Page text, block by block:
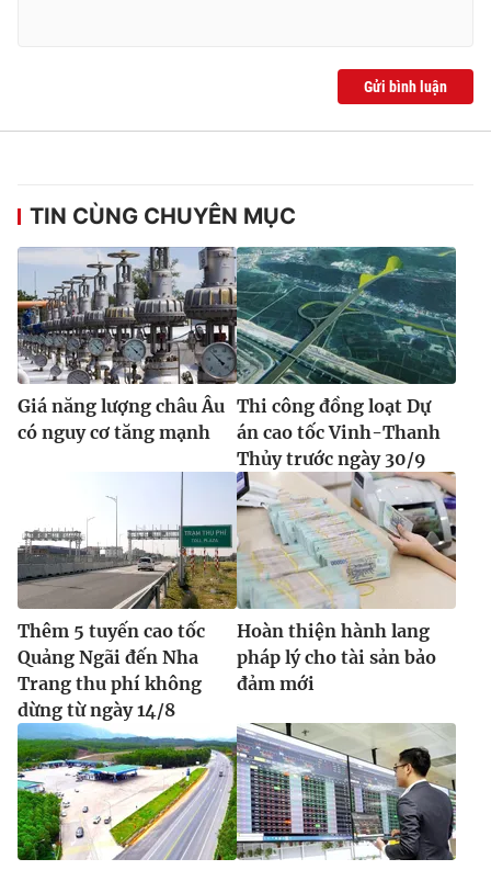
Gửi bình luận
TIN CÙNG CHUYÊN MỤC
Giá năng lượng châu Âu
có nguy cơ tăng mạnh
Thi công đồng loạt Dự
án cao tốc Vinh-Thanh
Thủy trước ngày 30/9
Thêm 5 tuyến cao tốc
Quảng Ngãi đến Nha
Trang thu phí không
dừng từ ngày 14/8
Hoàn thiện hành lang
pháp lý cho tài sản bảo
đảm mới